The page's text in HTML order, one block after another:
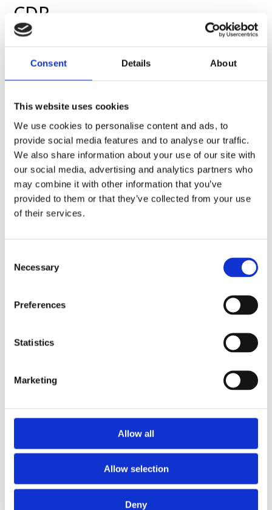
Consent Details About
This website uses cookies
We use cookies to personalise content and ads, to
provide social media features and to analyse our traffic.
We also share information about your use of our site with
our social media, advertising and analytics partners who
may combine it with other information that you’ve
provided to them or that they’ve collected from your use
of their services.
Selection
Necessary
Preferences
Statistics
Marketing
Allow all
Allow selection
Deny
CDP
「B」スコアを獲得しました。
今後はリーダーシップレベル（A、A-）を目指し、気候変動に対
する取り組みを強化していきます。
※ CDPは、英国の慈善団体が管理する非営利慈善団体（NPO）であり、全
世界24,800社以上の企業を対象に気候変動や、森林、水セキュリティに
対する取り組みの評価を行っています。ガバナンス、リスクマネジメン
ト、事業戦略、目標と実績、エンゲージメントなど多岐にわたる項目の
質問への回答から、リーダーシップレベル（A、A-）、マネジメントレ
ベル（B、B-）、認識レベル（C、C-）、情報開示レベル（D、D-）の8
段階で評価されます。
EcoVadis社（本社：フランス）のサステナビリティ調査におい
て、「シルバーメダル」を4年連続で獲得しています。これは、
評価対象企業約150,000社以上の上位15％に相当する企業に与
えられるものです。